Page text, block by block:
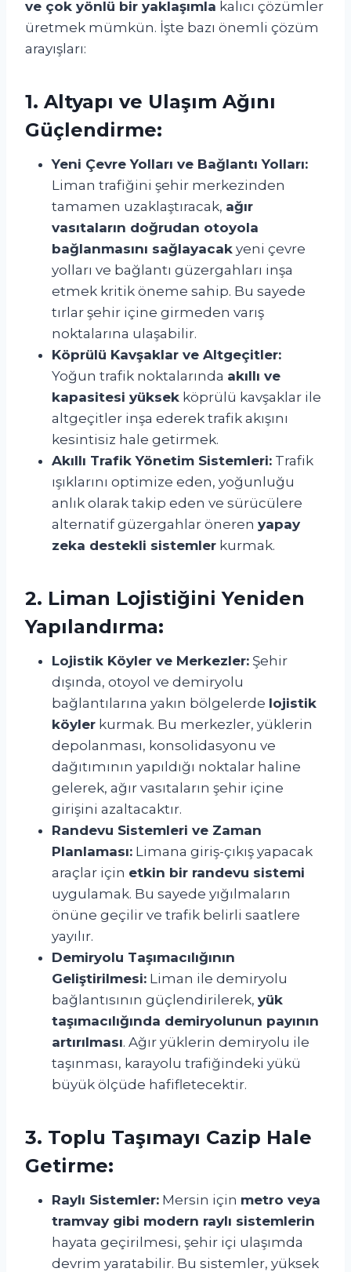
ve çok yönlü bir yaklaşımla kalıcı çözümler
üretmek mümkün. İşte bazı önemli çözüm
arayışları:
1. Altyapı ve Ulaşım Ağını
Güçlendirme:
Yeni Çevre Yolları ve Bağlantı Yolları:
Liman trafiğini şehir merkezinden
tamamen uzaklaştıracak, ağır
vasıtaların doğrudan otoyola
bağlanmasını sağlayacak yeni çevre
yolları ve bağlantı güzergahları inşa
etmek kritik öneme sahip. Bu sayede
tırlar şehir içine girmeden varış
noktalarına ulaşabilir.
Köprülü Kavşaklar ve Altgeçitler:
Yoğun trafik noktalarında akıllı ve
kapasitesi yüksek köprülü kavşaklar ile
altgeçitler inşa ederek trafik akışını
kesintisiz hale getirmek.
Akıllı Trafik Yönetim Sistemleri: Trafik
ışıklarını optimize eden, yoğunluğu
anlık olarak takip eden ve sürücülere
alternatif güzergahlar öneren yapay
zeka destekli sistemler kurmak.
2. Liman Lojistiğini Yeniden
Yapılandırma:
Lojistik Köyler ve Merkezler: Şehir
dışında, otoyol ve demiryolu
bağlantılarına yakın bölgelerde lojistik
köyler kurmak. Bu merkezler, yüklerin
depolanması, konsolidasyonu ve
dağıtımının yapıldığı noktalar haline
gelerek, ağır vasıtaların şehir içine
girişini azaltacaktır.
Randevu Sistemleri ve Zaman
Planlaması: Limana giriş-çıkış yapacak
araçlar için etkin bir randevu sistemi
uygulamak. Bu sayede yığılmaların
önüne geçilir ve trafik belirli saatlere
yayılır.
Demiryolu Taşımacılığının
Geliştirilmesi: Liman ile demiryolu
bağlantısının güçlendirilerek, yük
taşımacılığında demiryolunun payının
artırılması. Ağır yüklerin demiryolu ile
taşınması, karayolu trafiğindeki yükü
büyük ölçüde hafifletecektir.
3. Toplu Taşımayı Cazip Hale
Getirme:
Raylı Sistemler: Mersin için metro veya
tramvay gibi modern raylı sistemlerin
hayata geçirilmesi, şehir içi ulaşımda
devrim yaratabilir. Bu sistemler, yüksek